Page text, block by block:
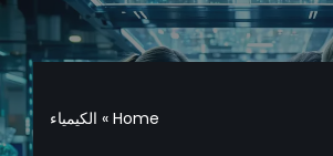
Home
» الكيمياء